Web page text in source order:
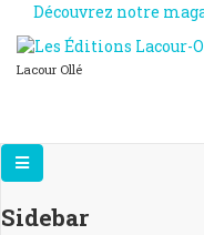
Découvrez notre
Lacour Ollé
Sidebar